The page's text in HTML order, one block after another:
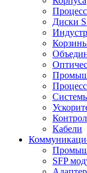
Диски
Кабели
SFP